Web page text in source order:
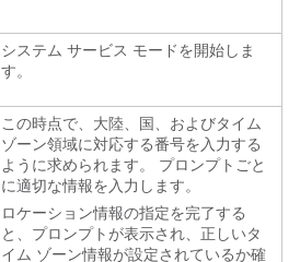
システム サービス モードを開始しま
す。
この時点で、大陸、国、およびタイム
ゾーン領域に対応する番号を入力する
ように求められます。 プロンプトごと
に適切な情報を入力します。
ロケーション情報の指定を完了する
と、プロンプトが表示され、正しいタ
イム ゾーン情報が設定されているか確